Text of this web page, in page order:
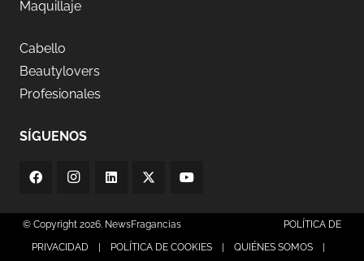
Maquillaje
Cabello
Beautylovers
Profesionales
SÍGUENOS
© Copyright 2026. NewsFragancias
POLÍTICA DE
PRIVACIDAD
POLÍTICA DE COOKIES QUIÉNES SOMOS